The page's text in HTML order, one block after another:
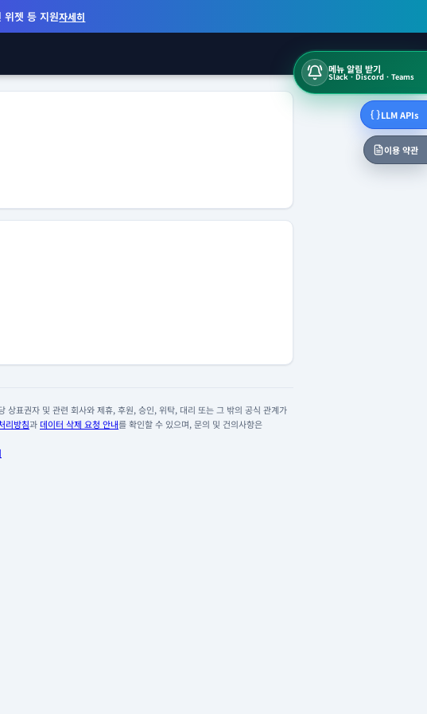
위젯 등 지원자세히
메뉴 알림 받기
Slack · Discord · Teams
LLM APIs
이용 약관
표권자 및 관련 회사와 제휴, 후원, 승인, 위탁, 대리 또는 그 밖의 공식 관계가
리방침과데이터 삭제 요청 안내를 확인할 수 있으며, 문의 및 건의사항은